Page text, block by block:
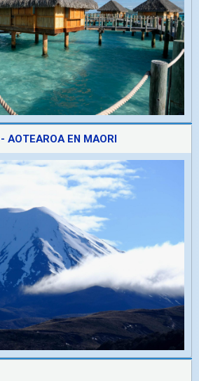
AOTEAROA EN MAORI